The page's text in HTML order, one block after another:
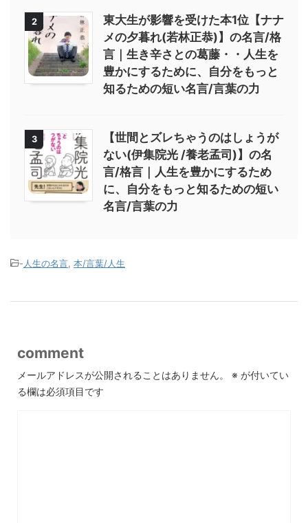
2
東大生が影響を受けた本1位【ナナ
メの夕暮れ(若林正恭)】の名言/格
言｜生き辛さとの葛藤・・人生を
豊かにするために、自分をもっと
知るための短い名言/言葉の力
3
【世間とズレちゃうのはしょうが
ない(伊集院光 /養老孟司)】の名
言/格言｜人生を豊かにするため
に、自分をもっと知るための短い
名言/言葉の力
- 人生の名言 本/言葉/人生
comment
メールアドレスが公開されることはありません。 ※ が付いてい
る欄は必須項目です